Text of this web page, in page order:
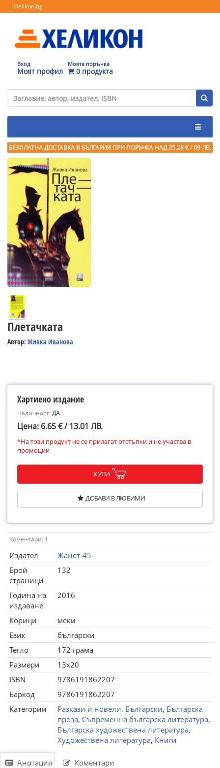
Helikon.bg
Вход
Моят профил
Моята поръчка
0 продукта
БЕЗПЛАТНА ДОСТАВКА В БЪЛГАРИЯ ПРИ ПОРЪЧКА НАД 35.28 € / 69 ЛВ.
Плетачката
Автор: Живка Иванова
Хартиено издание
Наличност:ДА
Цена: 6.65 € / 13.01 ЛВ.
*На този продукт не се прилагат отстъпки и не участва в
промоции
КУПИ
ДОБАВИ В ЛЮБИМИ
Коментари: 1
Издател
Жанет-45
Брой
страници
132
Година на
издаване
2016
Корици
меки
Език
български
Тегло
172 грама
Размери
13x20
ISBN
9786191862207
Баркод
9786191862207
Категории
Разкази и новели. Български, Българска
проза, Съвременна българска литература,
Българска художествена литература,
Художествена литература, Книги
Анотация Коментари